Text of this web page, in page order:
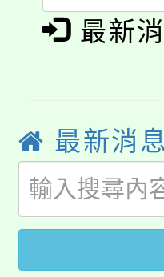
程
「本色
局官網
8月14
開!
115年
田徑場
桃園市
視費
大園
最新
最新消